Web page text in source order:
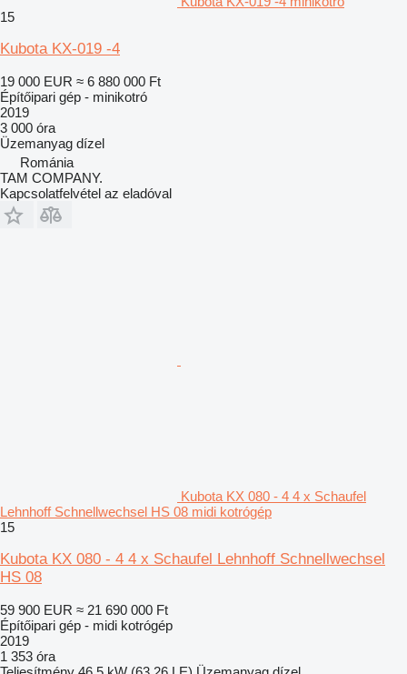
15
Kubota KX-019 -4
19 000 EUR ≈ 6 880 000 Ft
Építőipari gép - minikotró
2019
3 000 óra
Üzemanyag dízel
Románia
TAM COMPANY.
Kapcsolatfelvétel az eladóval
Kubota KX 080 - 4 4 x Schaufel
Lehnhoff Schnellwechsel HS 08 midi kotrógép
15
Kubota KX 080 - 4 4 x Schaufel Lehnhoff Schnellwechsel
HS 08
59 900 EUR ≈ 21 690 000 Ft
Építőipari gép - midi kotrógép
2019
1 353 óra